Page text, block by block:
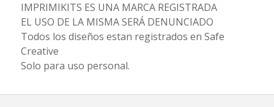
IMPRIMIKITS ES UNA MARCA REGISTRADA
EL USO DE LA MISMA SERÁ DENUNCIADO
Todos los diseños estan registrados en Safe
Creative
Solo para uso personal.